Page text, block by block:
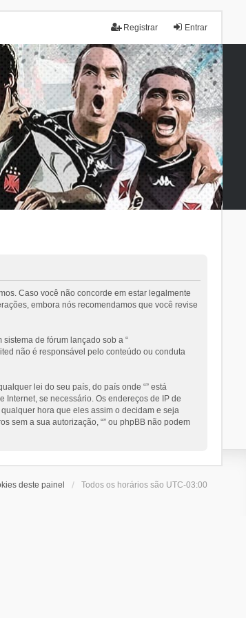
Entrar
Registrar
Caso você não concorde em estar legalmente
embora nós recomendamos que você revise
sistema de fórum lançado sob a “
não é responsável pelo conteúdo ou conduta
lei do seu país, do país onde “” está
se necessário. Os endereços de IP de
hora que eles assim o decidam e seja
sem a sua autorização, “” ou phpBB não podem
deste painel Todos os horários são UTC-03:00